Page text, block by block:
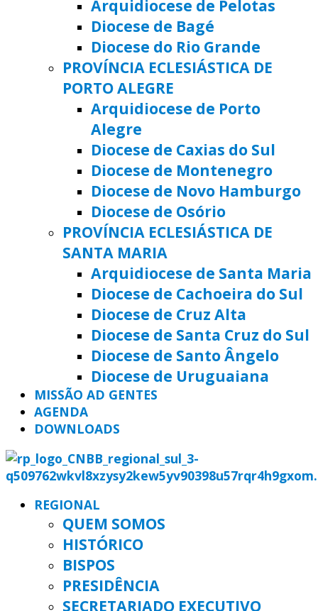
Arquidiocese de Pelotas
Diocese de Bagé
Diocese do Rio Grande
PROVÍNCIA ECLESIÁSTICA DE
PORTO ALEGRE
Arquidiocese de Porto
Alegre
Diocese de Caxias do Sul
Diocese de Montenegro
Diocese de Novo Hamburgo
Diocese de Osório
PROVÍNCIA ECLESIÁSTICA DE
SANTA MARIA
Arquidiocese de Santa Maria
Diocese de Cachoeira do Sul
Diocese de Cruz Alta
Diocese de Santa Cruz do Sul
Diocese de Santo Ângelo
Diocese de Uruguaiana
MISSÃO AD GENTES
AGENDA
DOWNLOADS
REGIONAL
QUEM SOMOS
HISTÓRICO
BISPOS
PRESIDÊNCIA
SECRETARIADO EXECUTIVO